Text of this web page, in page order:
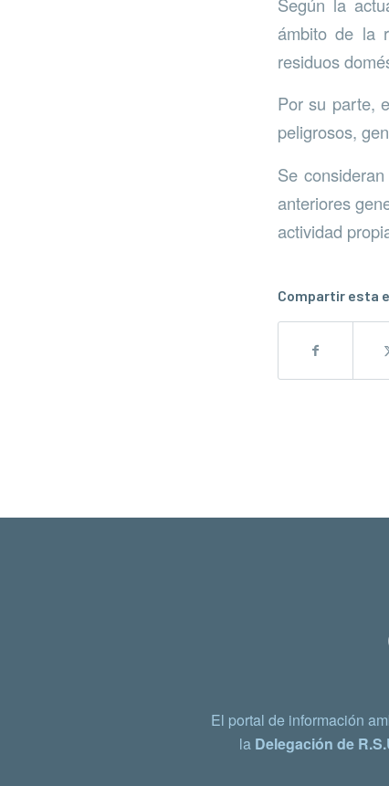
ámbito de la
residuos
Por su parte,
peligrosos,
Se
anteriores
actividad
Compartir esta
El portal de información
la Delegación de